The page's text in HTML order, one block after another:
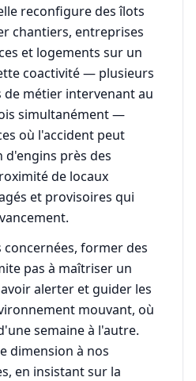
reconfigure des îlots
chantiers, entreprises
et logements sur un
coactivité — plusieurs
métier intervenant au
simultanément —
où l'accident peut
près des
de locaux
et provisoires qui
former des
pas à maîtriser un
alerter et guider les
mouvant, où
semaine à l'autre.
dimension à nos
en insistant sur la